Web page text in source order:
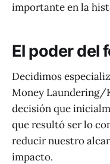
importante en la
El poder del
Decidimos
Money Laundering/
decisión que
que resultó ser lo
reducir nuestro
impacto.